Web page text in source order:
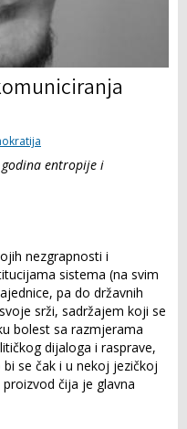
godina entropije i
nezgrapnosti i
sistema (na svim
pa do državnih
srži, sadržajem koji se
bolest sa razmjerama
dijaloga i rasprave,
se čak i u nekoj jezičkoj
čija je glavna